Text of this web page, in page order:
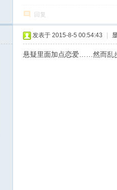
回复
发表于 2015-8-5 00:54:43
悬疑里面加点恋爱……然而乱